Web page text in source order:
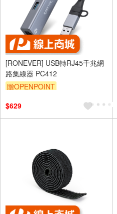
[RONEVER] USB轉RJ45千兆網
路集線器 PC412
贈OPENPOINT
$629